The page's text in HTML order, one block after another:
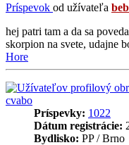
Príspevok od užívateľa
hej patri tam a da sa
skorpion na svete, udajne
Hore
cvabo
Príspevky: 1022
Dátum registrácie:
Bydlisko: PP / Brno